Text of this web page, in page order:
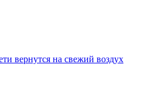
вернутся на свежий воздух